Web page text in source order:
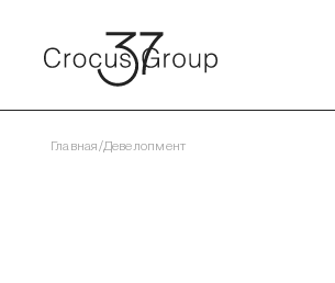
Главная/Девелопмент